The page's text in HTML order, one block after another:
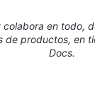
colabora en todo,
de productos, en
Docs.